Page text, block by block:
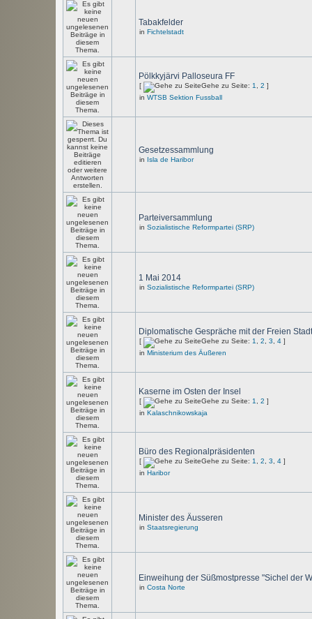
Tabakfelder
in Fichtelstadt
Pölkkyjärvi Palloseura FF
[ Gehe zu Seite: 1 2 ]
in WTSB Sektion Fussball
Gesetzessammlung
in Isla de Haribor
Parteiversammlung
in Sozialistische Reformpartei (SRP)
1 Mai 2014
in Sozialistische Reformpartei (SRP)
Diplomatische Gespräche mit der Freien
[ Gehe zu Seite: 1 2 3 4 ]
in Ministerium des Äußeren
Kaserne im Osten der Insel
[ Gehe zu Seite: 1 2 ]
in Kalaschnikowskaja
Büro des Regionalpräsidenten
[ Gehe zu Seite: 1 2 3 4 ]
in Haribor
Minister des Äusseren
in Staatsregierung
Einweihung der Süßmostpresse "Sichel der
in Costa Norte